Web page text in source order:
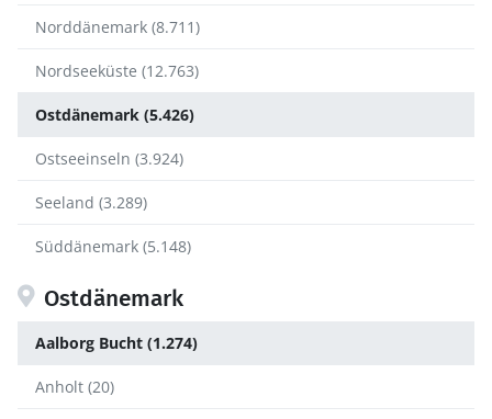
Norddänemark (8.711)
Nordseeküste (12.763)
Ostdänemark (5.426)
Ostseeinseln (3.924)
Seeland (3.289)
Süddänemark (5.148)
Ostdänemark
Aalborg Bucht (1.274)
Anholt (20)